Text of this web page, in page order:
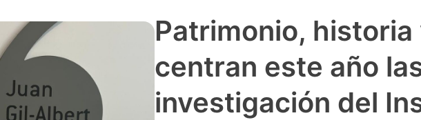
Patrimonio,
centran este año
investigación del